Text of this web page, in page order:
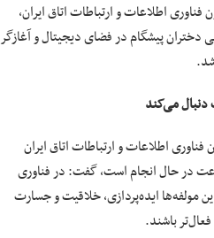
اطلاعات و ارتباطات اتاق ایران،
دختران پیشگام در فضای دیجیتال و آغازگر
دنبال می‌کند
اطلاعات و ارتباطات اتاق ایران
در حال انجام است، گفت: در فناوری
مولفه‌ها ایده‌پردازی، خلاقیت و جسارت
باشند.